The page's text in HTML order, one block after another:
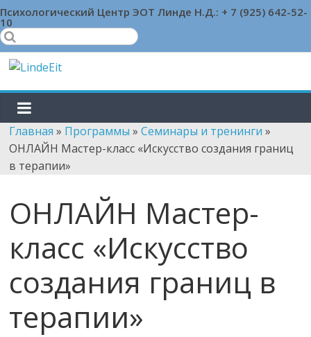
Skip
to
content
Психологический Центр ЭОТ Линде Н.Д.: + 7 (925) 642-52-
10
LindeEit
LindeEit
Главная » Программы »Семинары и тренинги »
ОНЛАЙН Мастер-класс «Искусство создания границ
в терапии»
ОНЛАЙН Мастер-
класс «Искусство
создания границ в
терапии»